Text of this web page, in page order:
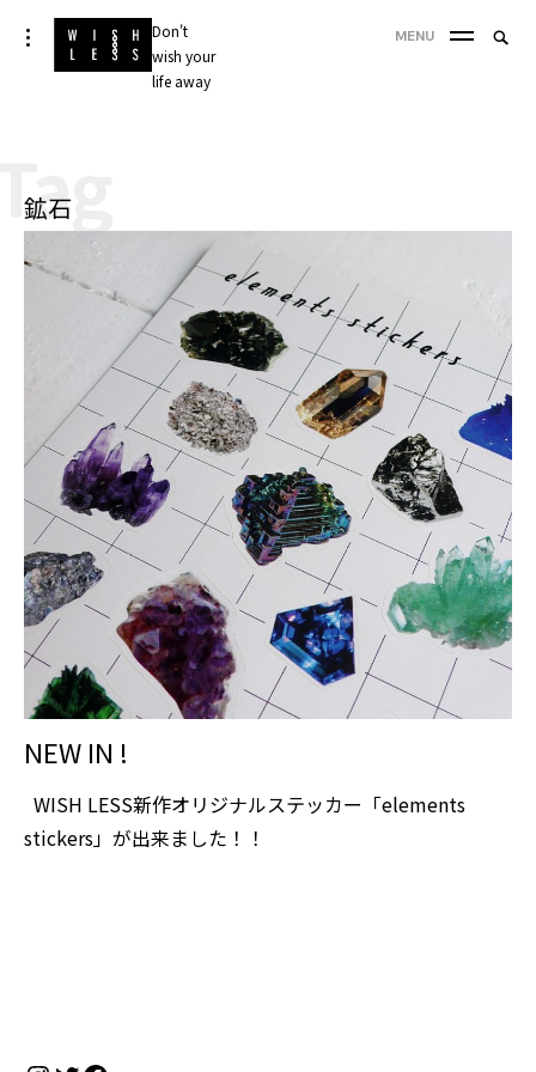
Skip
to
Don't
wish your
life away
toggle
open/close
sidebar
MENU
鉱石
NEW IN !
WISH LESS新作オリジナルステッカー「elements
stickers」が出来ました！！